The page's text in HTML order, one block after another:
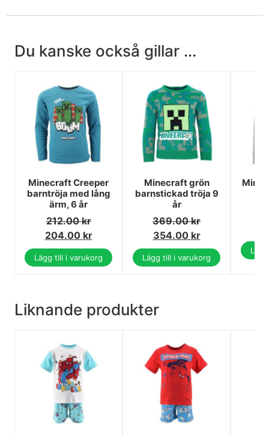
Du kanske också gillar ...
Minecraft Creeper
barntröja med lång
ärm, 6 år
212.00kr
204.00 kr
Lägg till i varukorg
Minecraft grön
barnstickad tröja 9
år
369.00kr
354.00 kr
Lägg till i varukorg
Liknande produkter